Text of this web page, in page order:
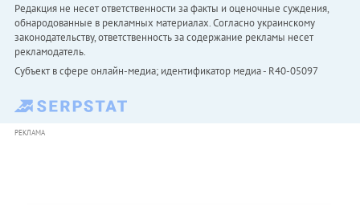
Редакция не несет ответственности за факты и оценочные суждения,
обнародованные в рекламных материалах. Согласно украинскому
законодательству, ответственность за содержание рекламы несет
рекламодатель.
Субъект в сфере онлайн-медиа; идентификатор медиа - R40-05097
РЕКЛАМА